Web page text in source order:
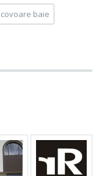
covoare baie